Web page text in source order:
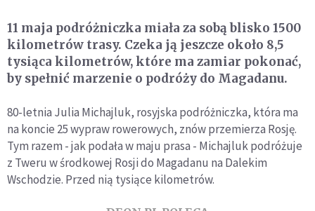
11 maja podróżniczka miała za sobą blisko 1500
kilometrów trasy. Czeka ją jeszcze około 8,5
tysiąca kilometrów, które ma zamiar pokonać,
by spełnić marzenie o podróży do Magadanu.
80-letnia Julia Michajluk, rosyjska podróżniczka, która ma
na koncie 25 wypraw rowerowych, znów przemierza Rosję.
Tym razem - jak podała w maju prasa - Michajluk podróżuje
z Tweru w środkowej Rosji do Magadanu na Dalekim
Wschodzie. Przed nią tysiące kilometrów.